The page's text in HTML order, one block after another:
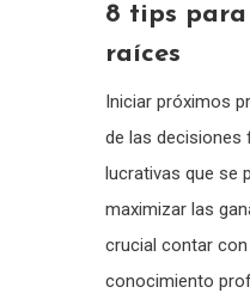
8 tips
raíces
Iniciar próximos
de las decisiones
lucrativas que se
maximizar las
crucial contar
conocimiento